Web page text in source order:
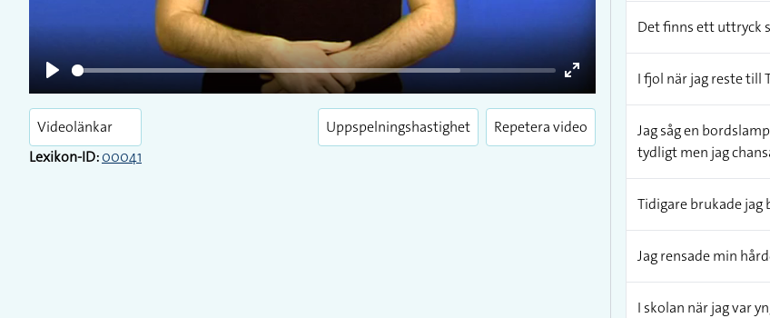
Play
Enter
fullscreen
Videolänkar
Lexikon-ID:00041
Uppspelningshastighet Repetera video
Det finns ett uttryck
I fjol när jag reste till
Jag såg en
tydligt men jag
Tidigare brukade jag
Jag rensade min
I skolan när jag var